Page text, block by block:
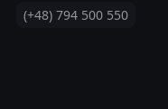
(+48) 794 500 550